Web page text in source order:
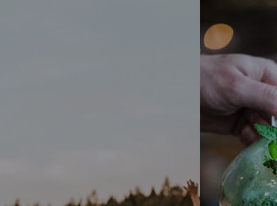
With
across
you
for